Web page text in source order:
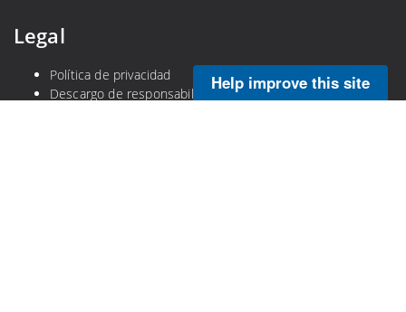
Legal
Política de privacidad
Descargo de responsabilidad
Help improve this site